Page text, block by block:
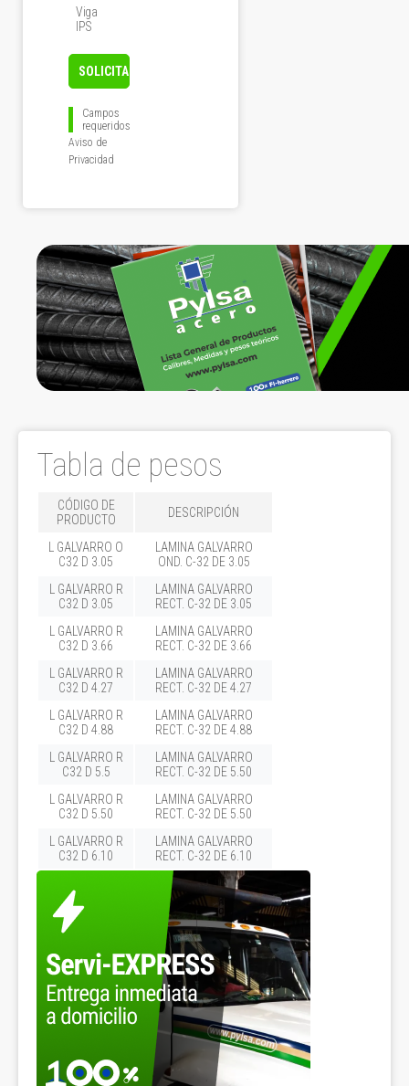
Viga
IPS
Campos
requeridos
Aviso de
Privacidad
Tabla de pesos
CÓDIGO DE
PRODUCTO
DESCRIPCIÓN
L GALVARRO O
C32 D 3.05
LAMINA GALVARRO
OND. C-32 DE 3.05
L GALVARRO R
C32 D 3.05
LAMINA GALVARRO
RECT. C-32 DE 3.05
L GALVARRO R
C32 D 3.66
LAMINA GALVARRO
RECT. C-32 DE 3.66
L GALVARRO R
C32 D 4.27
LAMINA GALVARRO
RECT. C-32 DE 4.27
L GALVARRO R
C32 D 4.88
LAMINA GALVARRO
RECT. C-32 DE 4.88
L GALVARRO R
C32 D 5.5
LAMINA GALVARRO
RECT. C-32 DE 5.50
L GALVARRO R
C32 D 5.50
LAMINA GALVARRO
RECT. C-32 DE 5.50
L GALVARRO R
C32 D 6.10
LAMINA GALVARRO
RECT. C-32 DE 6.10